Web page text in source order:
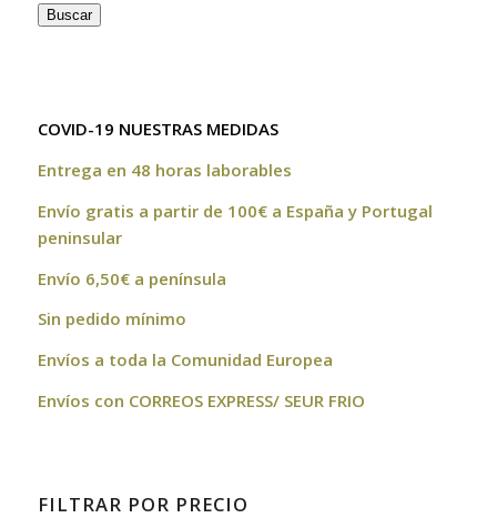
Buscar
COVID-19 NUESTRAS MEDIDAS
Entrega en 48 horas laborables
Envío gratis a partir de 100€ a España y Portugal
peninsular
Envío 6,50€ a península
Sin pedido mínimo
Envíos a toda la Comunidad Europea
Envíos con CORREOS EXPRESS/ SEUR FRIO
FILTRAR POR PRECIO